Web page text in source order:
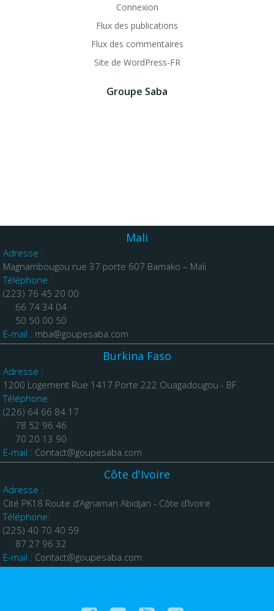
Connexion
Flux des publications
Flux des commentaires
Site de WordPress-FR
Groupe Saba
Mali
Adresse :
Magnambougou rue 37 porte 607 Bamako – Mali
Téléphone :
(223) 76 45 20 00
66 74 34 04
50 50 00 50
E-mail : mba@goupesaba.com
Burkina Faso
Adresse :
1200 Logement Rue 1417 Porte 222 Ouagadougou - BF
Téléphone :
(226) 64 66 84 17
78 52 96 46
70 20 13 90
E-mail : Contact@goupesaba.com
Côte d'Ivoire
Adresse :
Cité PK18 Route d’Agnaman Abidjan - Côte d’Ivoire
Téléphone:
(225) 40 70 40 59
87 27 96 32
E-mail : Contact@goupesaba.com